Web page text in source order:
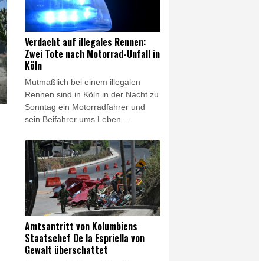
Zentrum mitteilte. Im Vorfeld waren
fast 2000 Flüge in der Region
gestrichen worden, zehntausende
Menschen wurden evakuiert. In
Japan wurden sieben Menschen
verletzt.
Verdacht auf illegales Rennen:
Zwei Tote nach Motorrad-Unfall in
Köln
Mutmaßlich bei einem illegalen
Rennen sind in Köln in der Nacht zu
Sonntag ein Motorradfahrer und
sein Beifahrer ums Leben
zweiten Motorrads kam mit
schweren Verletzungen ins
Krankenhaus, wie die Polizei in der
Domstadt mitteilte. Die Beamten
leiteten Ermittlungen wegen des
Verdachts eines verbotenen
Kraftfahrzeugrennens ein.
Amtsantritt von Kolumbiens
Staatschef De la Espriella von
Gewalt überschattet